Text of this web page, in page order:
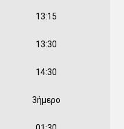
13:15
13:30
14:30
3ήμερο